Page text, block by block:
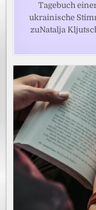
Tagebuch
ukrainische
zuNatalja